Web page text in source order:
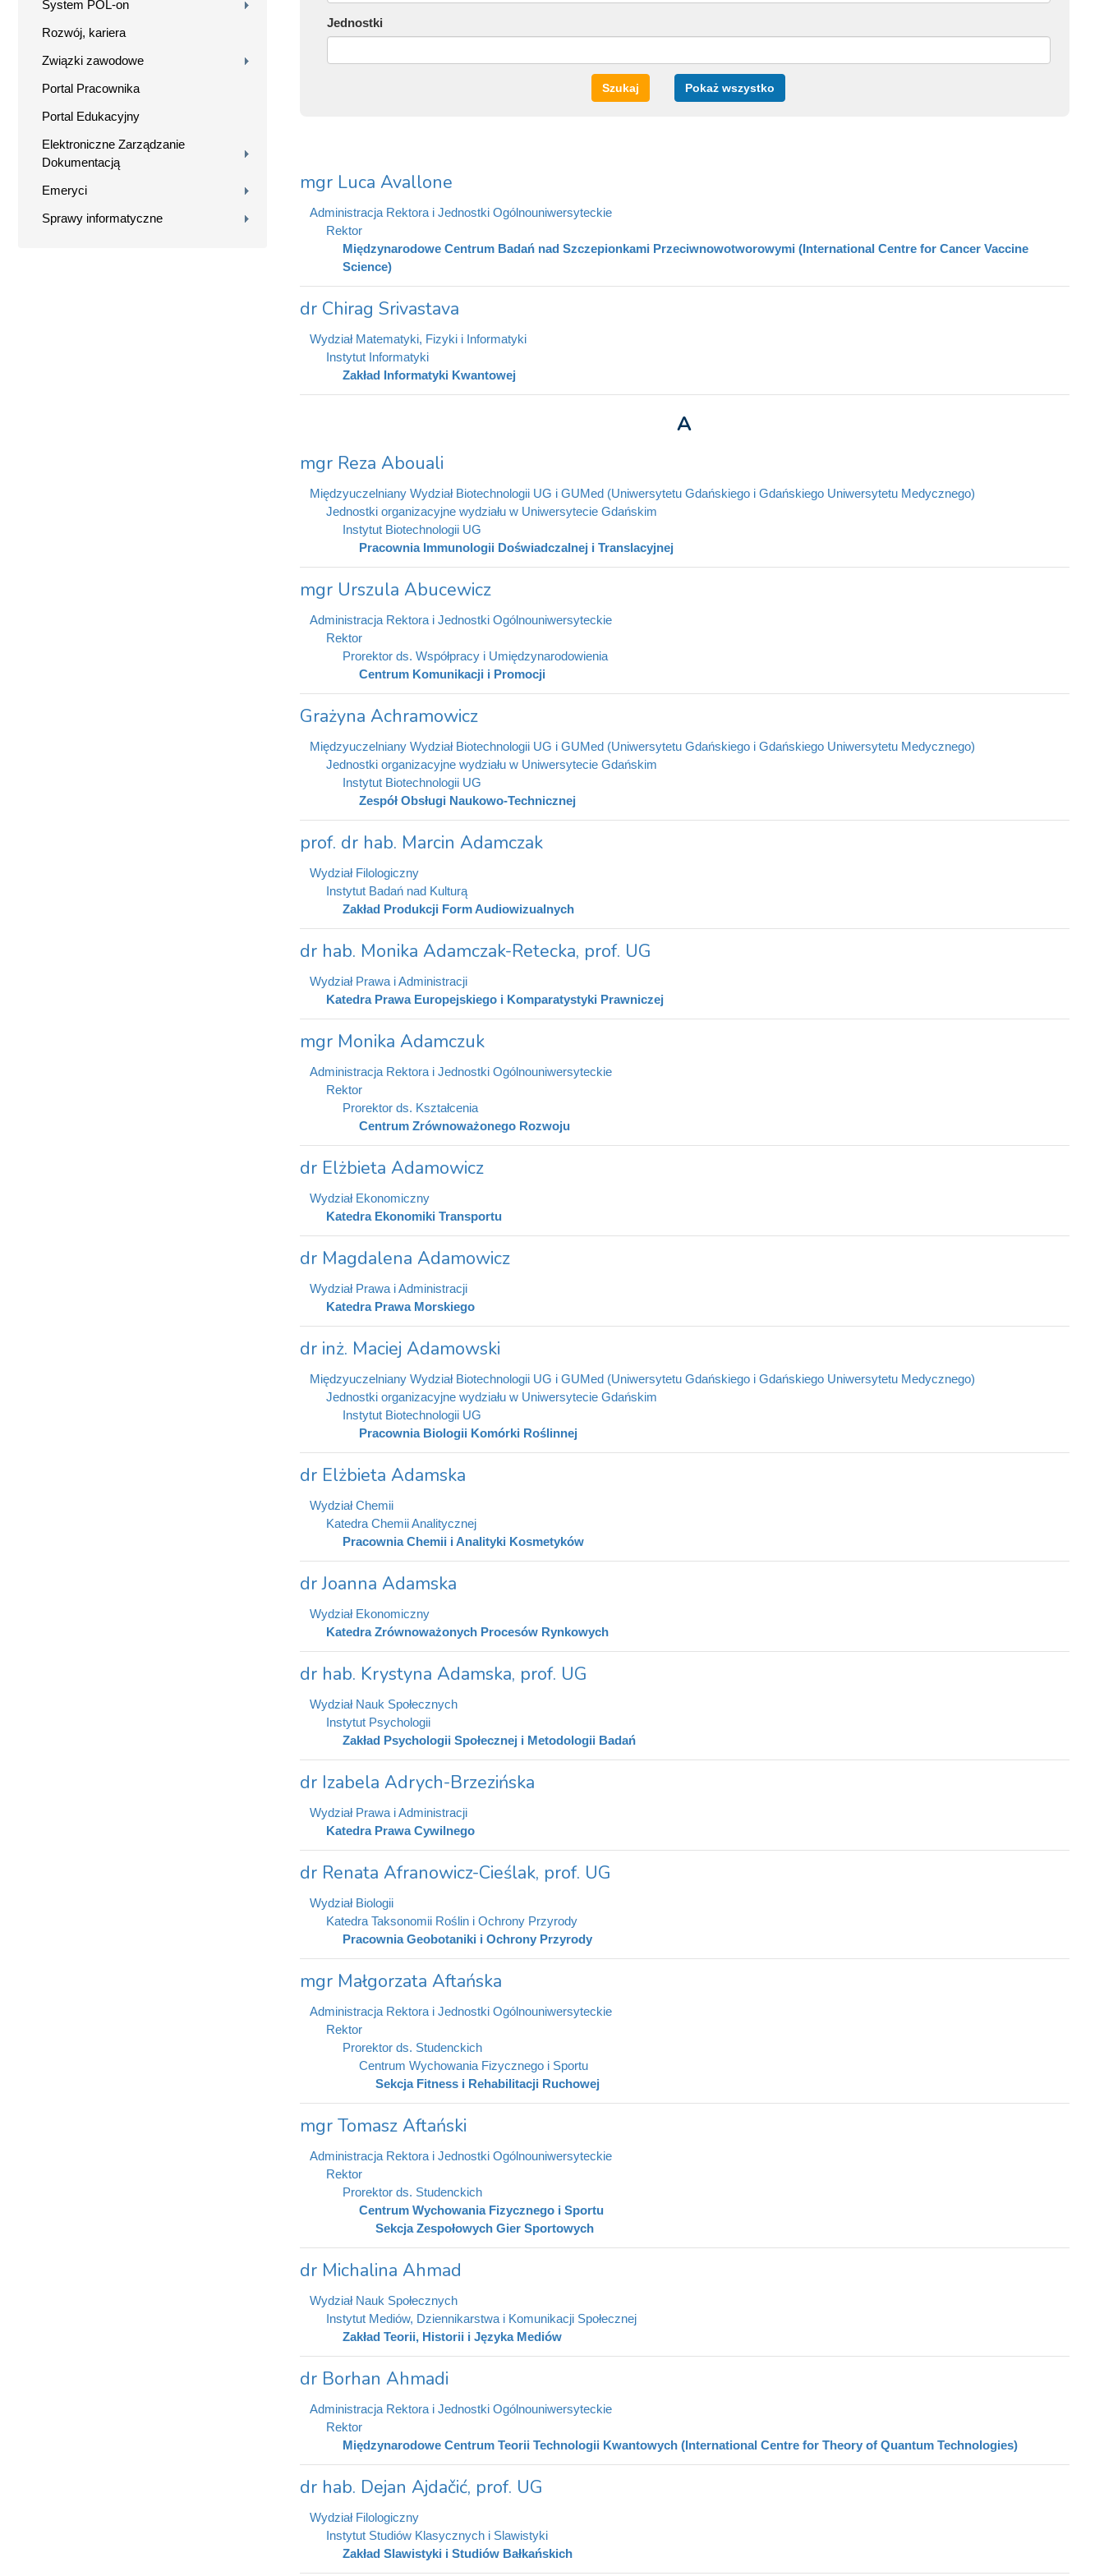
System POL-on
Rozwój, kariera
Związki zawodowe
Portal Pracownika
Portal Edukacyjny
Elektroniczne Zarządzanie
Dokumentacją
Emeryci
Sprawy informatyczne
Jednostki
Szukaj Pokaż wszystko
mgr Luca Avallone
Administracja Rektora i Jednostki Ogólnouniwersyteckie
Rektor
Międzynarodowe Centrum Badań nad Szczepionkami Przeciwnowotworowymi (International Centre for Cancer Vaccine
Science)
dr Chirag Srivastava
Wydział Matematyki, Fizyki i Informatyki
Instytut Informatyki
Zakład Informatyki Kwantowej
A
mgr Reza Abouali
Międzyuczelniany Wydział Biotechnologii UG i GUMed (Uniwersytetu Gdańskiego i Gdańskiego Uniwersytetu Medycznego)
Jednostki organizacyjne wydziału w Uniwersytecie Gdańskim
Instytut Biotechnologii UG
Pracownia Immunologii Doświadczalnej i Translacyjnej
mgr Urszula Abucewicz
Administracja Rektora i Jednostki Ogólnouniwersyteckie
Rektor
Prorektor ds. Współpracy i Umiędzynarodowienia
Centrum Komunikacji i Promocji
Grażyna Achramowicz
Międzyuczelniany Wydział Biotechnologii UG i GUMed (Uniwersytetu Gdańskiego i Gdańskiego Uniwersytetu Medycznego)
Jednostki organizacyjne wydziału w Uniwersytecie Gdańskim
Instytut Biotechnologii UG
Zespół Obsługi Naukowo-Technicznej
prof. dr hab. Marcin Adamczak
Wydział Filologiczny
Instytut Badań nad Kulturą
Zakład Produkcji Form Audiowizualnych
dr hab. Monika Adamczak-Retecka, prof. UG
Wydział Prawa i Administracji
Katedra Prawa Europejskiego i Komparatystyki Prawniczej
mgr Monika Adamczuk
Administracja Rektora i Jednostki Ogólnouniwersyteckie
Rektor
Prorektor ds. Kształcenia
Centrum Zrównoważonego Rozwoju
dr Elżbieta Adamowicz
Wydział Ekonomiczny
Katedra Ekonomiki Transportu
dr Magdalena Adamowicz
Wydział Prawa i Administracji
Katedra Prawa Morskiego
dr inż. Maciej Adamowski
Międzyuczelniany Wydział Biotechnologii UG i GUMed (Uniwersytetu Gdańskiego i Gdańskiego Uniwersytetu Medycznego)
Jednostki organizacyjne wydziału w Uniwersytecie Gdańskim
Instytut Biotechnologii UG
Pracownia Biologii Komórki Roślinnej
dr Elżbieta Adamska
Wydział Chemii
Katedra Chemii Analitycznej
Pracownia Chemii i Analityki Kosmetyków
dr Joanna Adamska
Wydział Ekonomiczny
Katedra Zrównoważonych Procesów Rynkowych
dr hab. Krystyna Adamska, prof. UG
Wydział Nauk Społecznych
Instytut Psychologii
Zakład Psychologii Społecznej i Metodologii Badań
dr Izabela Adrych-Brzezińska
Wydział Prawa i Administracji
Katedra Prawa Cywilnego
dr Renata Afranowicz-Cieślak, prof. UG
Wydział Biologii
Katedra Taksonomii Roślin i Ochrony Przyrody
Pracownia Geobotaniki i Ochrony Przyrody
mgr Małgorzata Aftańska
Administracja Rektora i Jednostki Ogólnouniwersyteckie
Rektor
Prorektor ds. Studenckich
Centrum Wychowania Fizycznego i Sportu
Sekcja Fitness i Rehabilitacji Ruchowej
mgr Tomasz Aftański
Administracja Rektora i Jednostki Ogólnouniwersyteckie
Rektor
Prorektor ds. Studenckich
Centrum Wychowania Fizycznego i Sportu
Sekcja Zespołowych Gier Sportowych
dr Michalina Ahmad
Wydział Nauk Społecznych
Instytut Mediów, Dziennikarstwa i Komunikacji Społecznej
Zakład Teorii, Historii i Języka Mediów
dr Borhan Ahmadi
Administracja Rektora i Jednostki Ogólnouniwersyteckie
Rektor
Międzynarodowe Centrum Teorii Technologii Kwantowych (International Centre for Theory of Quantum Technologies)
dr hab. Dejan Ajdačić, prof. UG
Wydział Filologiczny
Instytut Studiów Klasycznych i Slawistyki
Zakład Slawistyki i Studiów Bałkańskich